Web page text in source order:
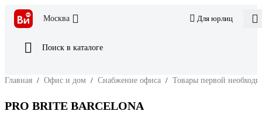
Москва Для юрлиц
Поиск в каталоге
Главная / Офис и дом / Снабжение офиса / Товары первой
PRO BRITE BARCELONA